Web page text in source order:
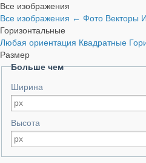
Все изображения
Все изображения ← Фото Векторы
Горизонтальные
Любая ориентация Квадратные
Размер
Больше чем
Ширина
Высота